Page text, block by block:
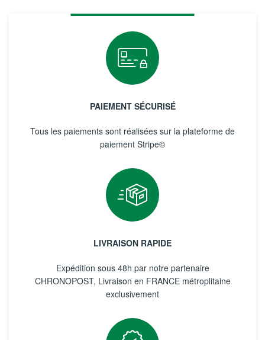
PAIEMENT SÉCURISÉ
Tous les paiements sont réalisées sur la plateforme de
paiement Stripe©
LIVRAISON RAPIDE
Expédition sous 48h par notre partenaire
CHRONOPOST, Livraison en FRANCE métroplitaine
exclusivement